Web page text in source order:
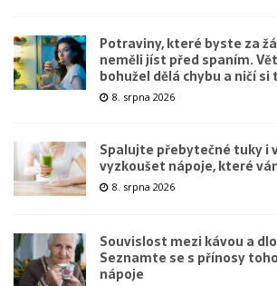
Potraviny, které byste za
neměli jíst před spaním.
bohužel dělá chybu a ničí
8. srpna 2026
Spalujte přebytečné tuky i
vyzkoušet nápoje, které
8. srpna 2026
Souvislost mezi kávou a
Seznamte se s přínosy
nápoje